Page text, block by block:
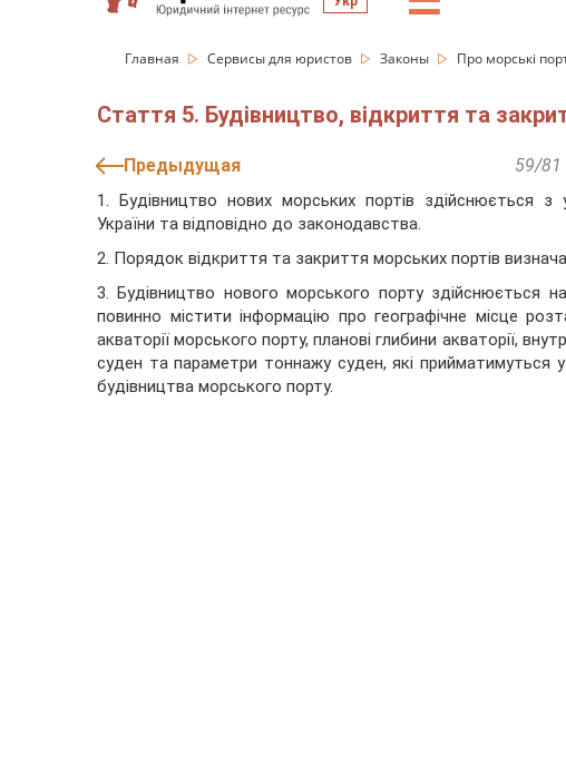
Главная Сервисы для юристов Законы Про морські
Стаття 5. Будівництво, відкриття та
Предыдущая 59/81
1. Будівництво нових морських портів здійснюється з
України та відповідно до законодавства.
2. Порядок відкриття та закриття морських портів
3. Будівництво нового морського порту здійснюється на
повинно містити інформацію про географічне місце
акваторії морського порту, планові глибини акваторії,
суден та параметри тоннажу суден, які прийматимуться
будівництва морського порту.